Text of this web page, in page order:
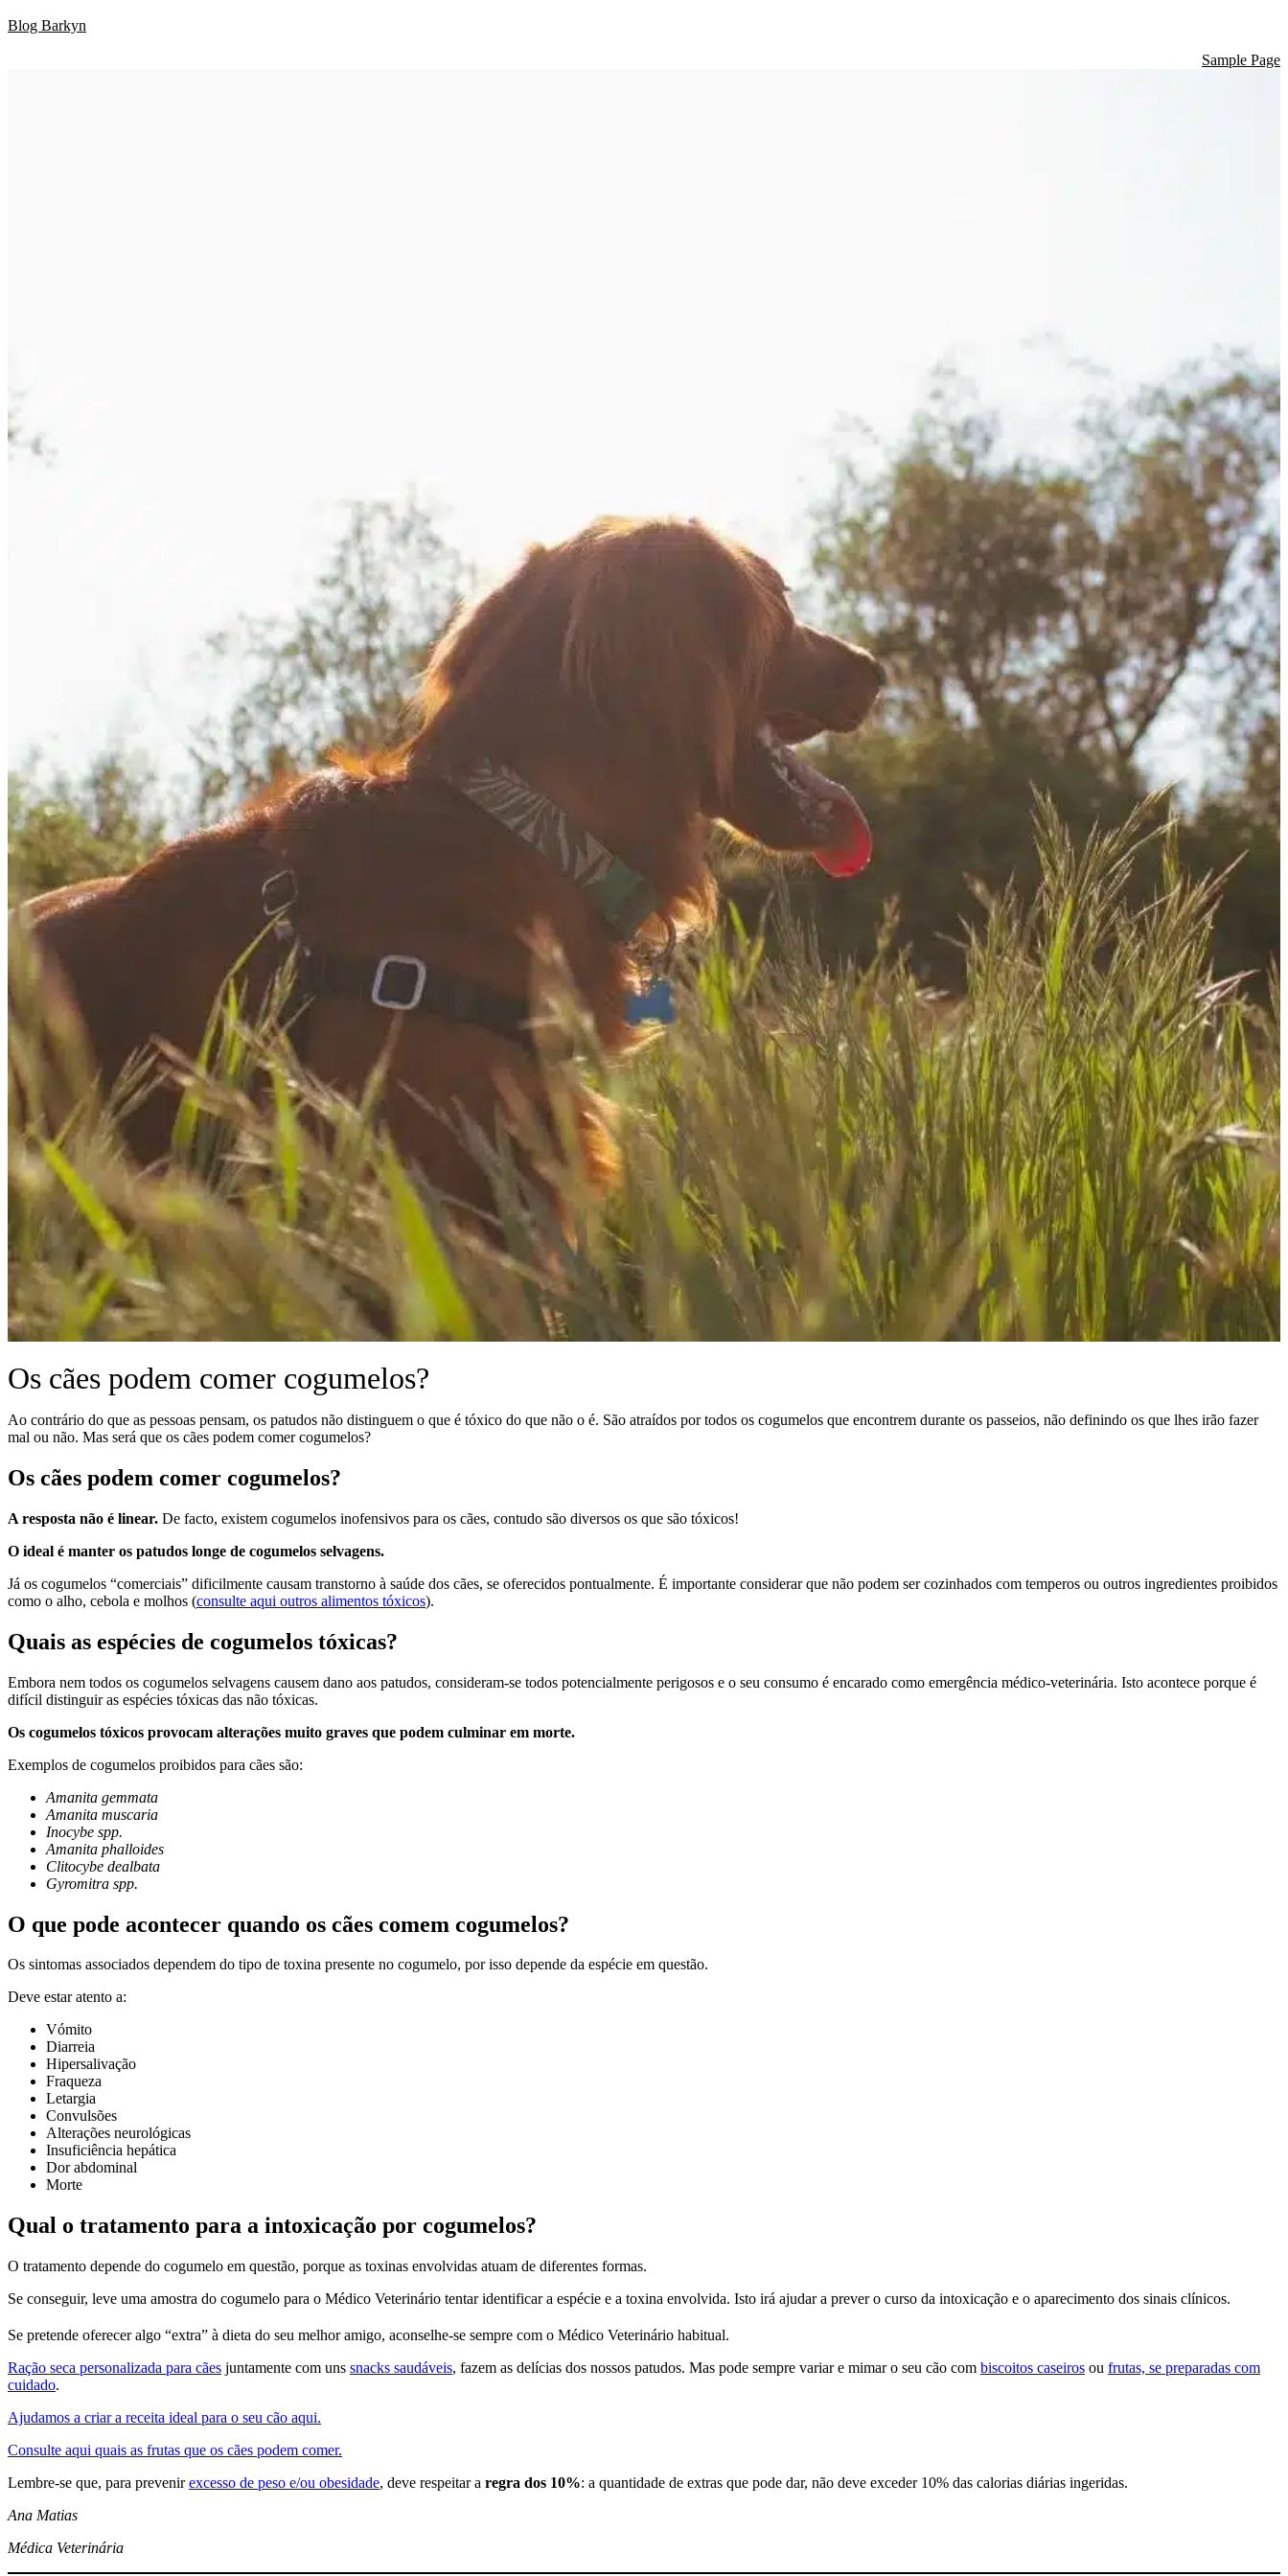
Skip
Blog Barkyn
Sample Page
Os cães podem comer cogumelos?
Ao contrário do que as pessoas pensam, os patudos não distinguem o que é tóxico do que não o é. São atraídos por todos os cogumelos que encontrem durante os passeios, não definindo os que lhes irão fazer
mal ou não. Mas será que os cães podem comer cogumelos?
Os cães podem comer cogumelos?
A resposta não é linear. De facto, existem cogumelos inofensivos para os cães, contudo são diversos os que são tóxicos!
O ideal é manter os patudos longe de cogumelos selvagens.
Já os cogumelos “comerciais” dificilmente causam transtorno à saúde dos cães, se oferecidos pontualmente. É importante considerar que não podem ser cozinhados com temperos ou outros ingredientes proibidos
como o alho, cebola e molhos (consulte aqui outros alimentos tóxicos).
Quais as espécies de cogumelos tóxicas?
Embora nem todos os cogumelos selvagens causem dano aos patudos, consideram-se todos potencialmente perigosos e o seu consumo é encarado como emergência médico-veterinária. Isto acontece porque é
difícil distinguir as espécies tóxicas das não tóxicas.
Os cogumelos tóxicos provocam alterações muito graves que podem culminar em morte.
Exemplos de cogumelos proibidos para cães são:
Amanita gemmata
Amanita muscaria
Inocybe spp.
Amanita phalloides
Clitocybe dealbata
Gyromitra spp.
O que pode acontecer quando os cães comem cogumelos?
Os sintomas associados dependem do tipo de toxina presente no cogumelo, por isso depende da espécie em questão.
Deve estar atento a:
Vómito
Diarreia
Hipersalivação
Fraqueza
Letargia
Convulsões
Alterações neurológicas
Insuficiência hepática
Dor abdominal
Morte
Qual o tratamento para a intoxicação por cogumelos?
O tratamento depende do cogumelo em questão, porque as toxinas envolvidas atuam de diferentes formas.
Se conseguir, leve uma amostra do cogumelo para o Médico Veterinário tentar identificar a espécie e a toxina envolvida. Isto irá ajudar a prever o curso da intoxicação e o aparecimento dos sinais clínicos.
Se pretende oferecer algo “extra” à dieta do seu melhor amigo, aconselhe-se sempre com o Médico Veterinário habitual.
Ração seca personalizada para cães juntamente com uns snacks saudáveis, fazem as delícias dos nossos patudos. Mas pode sempre variar e mimar o seu cão com biscoitos caseiros ou frutas, se preparadas com
cuidado.
Ajudamos a criar a receita ideal para o seu cão aqui.
Consulte aqui quais as frutas que os cães podem comer.
Lembre-se que, para prevenirexcesso de peso e/ou obesidade, deve respeitar a regra dos 10%: a quantidade de extras que pode dar, não deve exceder 10% das calorias diárias ingeridas.
Ana Matias
Médica Veterinária